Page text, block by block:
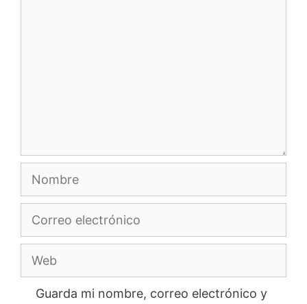
Nombre
Correo
Web
Guarda mi nombre, correo electrónico y